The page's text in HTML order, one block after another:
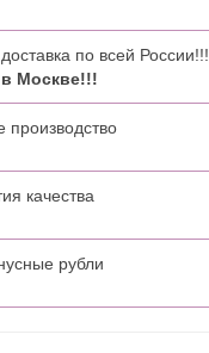
по всей России!!!
Москве!!!
производство
качества
рубли